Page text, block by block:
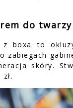
do twarzy
z boxa to
skóry.